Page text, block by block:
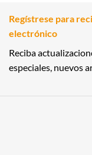
Regístrese para
electrónico
Reciba
especiales, nuevos